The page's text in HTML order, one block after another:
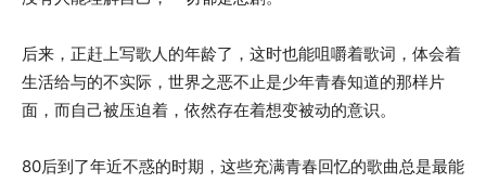
后来，正赶上写歌人的年龄了，这时也能咀嚼着歌词，体会着
生活给与的不实际，世界之恶不止是少年青春知道的那样片
面，而自己被压迫着，依然存在着想变被动的意识。
80后到了年近不惑的时期，这些充满青春回忆的歌曲总是最能